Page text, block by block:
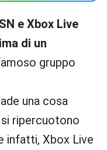
e Xbox Live
di un
gruppo
una cosa
ripercuotono
infatti, Xbox Live